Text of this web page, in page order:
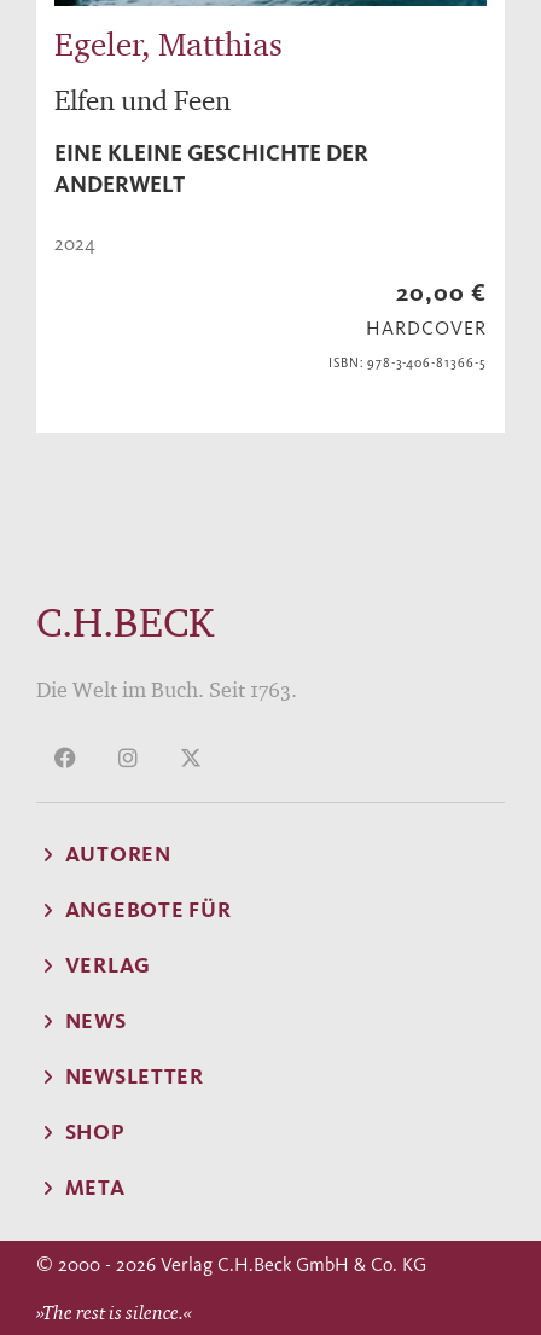
Egeler, Matthias
Elfen und Feen
EINE KLEINE GESCHICHTE DER
ANDERWELT
2024
20,00 €
HARDCOVER
ISBN: 978-3-406-81366-5
C.H.BECK
Die Welt im Buch. Seit 1763.
AUTOREN
ANGEBOTE FÜR
VERLAG
NEWS
NEWSLETTER
SHOP
META
© 2000 - 2026 Verlag C.H.Beck GmbH & Co. KG
»The rest is silence.«